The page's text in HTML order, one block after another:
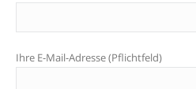
Ihre E-Mail-Adresse (Pflichtfeld)